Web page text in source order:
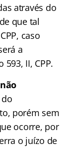
através do
que tal
caso
a
II, CPP.
porém sem
ocorre, por
o juízo de